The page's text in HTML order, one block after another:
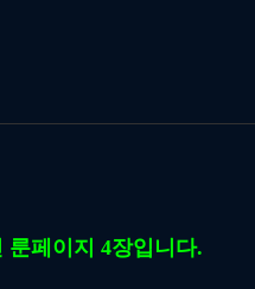
페이지 4장입니다.